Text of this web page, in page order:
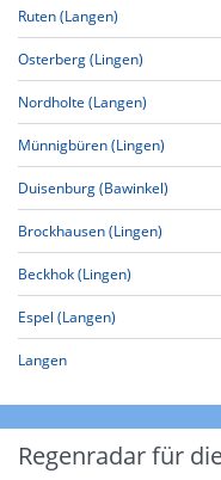
Ruten (Langen)
Osterberg (Lingen)
Nordholte (Langen)
Münnigbüren (Lingen)
Duisenburg (Bawinkel)
Brockhausen (Lingen)
Beckhok (Lingen)
Espel (Langen)
Langen
Regenradar für